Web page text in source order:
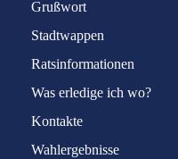
Grußwort
Stadtwappen
Ratsinformationen
Was erledige ich wo?
Kontakte
Wahlergebnisse